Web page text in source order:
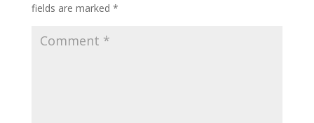
fields are marked *